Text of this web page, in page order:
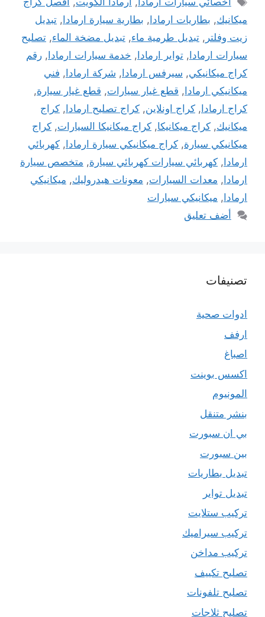
ميكانيك, بطاريات ارمادا , بطارية سيارة ارمادا , تبديل
زيت وفلتر , تبديل طرمية ماء, تبديل مضخة الماء, تصليح
سيارات ارمادا , تواير ارمادا , خدمة سيارات ارمادا , رقم
كراج ميكانيكي, سيرفس ارمادا , شركة ارمادا , فني
ميكانيكي ارمادا , قطع غيار سيارات, قطع غيار سيارة,
كراج ارمادا , كراج اونلاين, كراج تصليح ارمادا , كراج
ميكانيك, كراج ميكانيكا, كراج ميكانيكا السيارات, كراج
ميكانيكي سيارة, كراج ميكانيكي سيارة ارمادا , كهربائي
ارمادا , كهربائي سيارات كهربائي سيارة, متخصص سيارة
ارمادا , معدات السيارات, معونات هيدروليك, ميكانيكي
ارمادا , ميكانيكي سيارات
أضف تعليق
تصنيفات
ادوات صحية
ارفف
اصباغ
اكسس بوينت
المونيوم
بنشر متنقل
بي ان سبورت
بين سبورت
تبديل بطاريات
تبديل تواير
تركيب ستلايت
تركيب سيراميك
تركيب مداخن
تصليح تكييف
تصليح تلفونات
تصليح ثلاجات